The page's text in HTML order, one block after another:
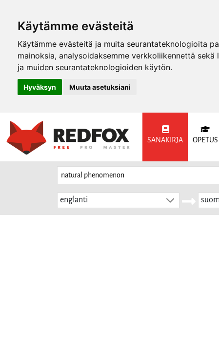
Käytämme evästeitä
Käytämme evästeitä ja muita seurantateknologioita
mainoksia, analysoidaksemme verkkoliikennettä
ja muiden seurantateknologioiden käytön.
Hyväksyn Muuta asetuksiani
SANAKIRJA OPETUS
englanti